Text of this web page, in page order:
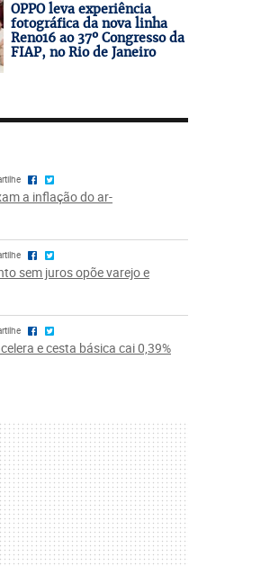
OPPO leva experiência
fotográfica da nova linha
Reno16 ao 37º Congresso da
FIAP, no Rio de Janeiro
a inflação do ar-
sem juros opõe varejo e
e cesta básica cai 0,39%